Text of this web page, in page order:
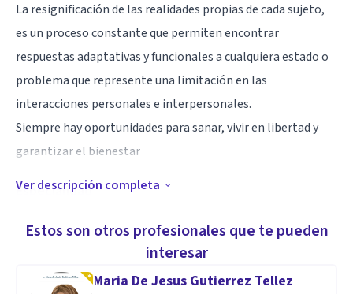
La resignificación de las realidades propias de cada sujeto,
es un proceso constante que permiten encontrar
respuestas adaptativas y funcionales a cualquiera estado o
problema que represente una limitación en las
interacciones personales e interpersonales.
Siempre hay oportunidades para sanar, vivir en libertad y
garantizar el bienestar
Especialidad
familias, parejas o consultas individuales.
Habilidades clínicas para la atención de niños, niñas y
Ver descripción completa
Estos son otros profesionales que te pueden
interesar
Maria De Jesus Gutierrez Tellez